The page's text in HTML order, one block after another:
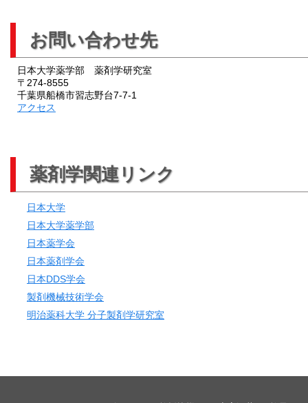
お問い合わせ先
日本大学薬学部 薬剤学研究室
〒274-8555
千葉県船橋市習志野台7-7-1
アクセス
薬剤学関連リンク
日本大学
日本大学薬学部
日本薬学会
日本薬剤学会
日本DDS学会
製剤機械技術学会
明治薬科大学 分子製剤学研究室